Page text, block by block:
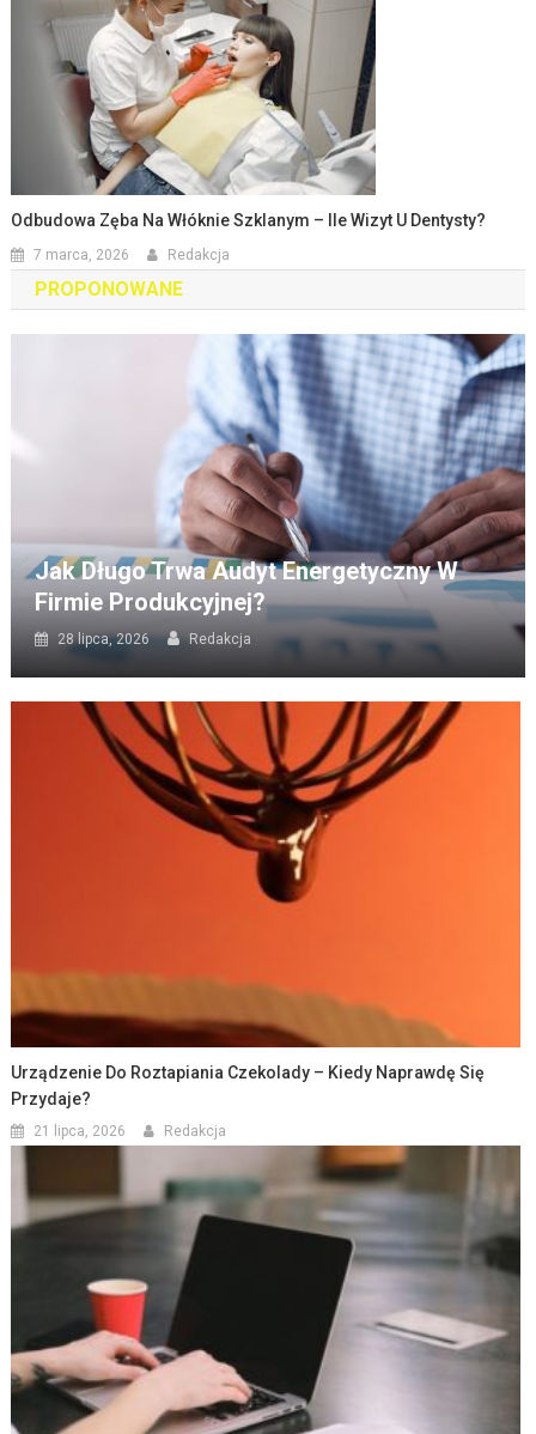
Odbudowa Zęba Na Włóknie Szklanym – Ile Wizyt U Dentysty?
7 marca, 2026 Redakcja
PROPONOWANE
Jak Długo Trwa Audyt Energetyczny W
Firmie Produkcyjnej?
28 lipca, 2026 Redakcja
Urządzenie Do Roztapiania Czekolady – Kiedy Naprawdę Się
Przydaje?
21 lipca, 2026 Redakcja